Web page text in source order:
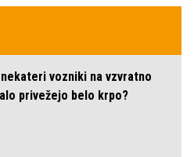
vozniki na vzvratno
privežejo belo krpo?